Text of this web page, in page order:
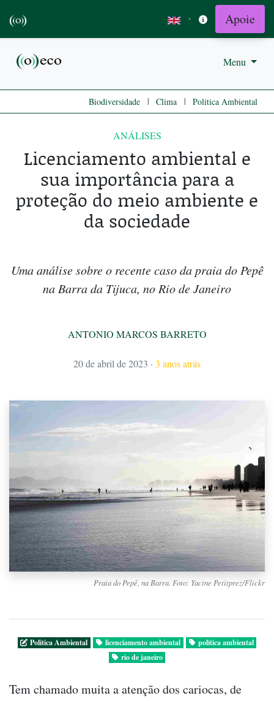
· Apoie
Menu
Biodiversidade | Clima | Politica Ambiental
ANÁLISES
Licenciamento ambiental e
sua importância para a
proteção do meio ambiente e
da sociedade
Uma análise sobre o recente caso da praia do Pepê
na Barra da Tijuca, no Rio de Janeiro
ANTONIO MARCOS BARRETO
20 de abril de 2023 · 3 anos atrás
Praia do Pepê, na Barra. Foto: Yacine Petitprez/Flickr
Politica Ambiental licenciamento ambiental
política ambiental
rio de janeiro
Tem chamado muita a atenção dos cariocas, de